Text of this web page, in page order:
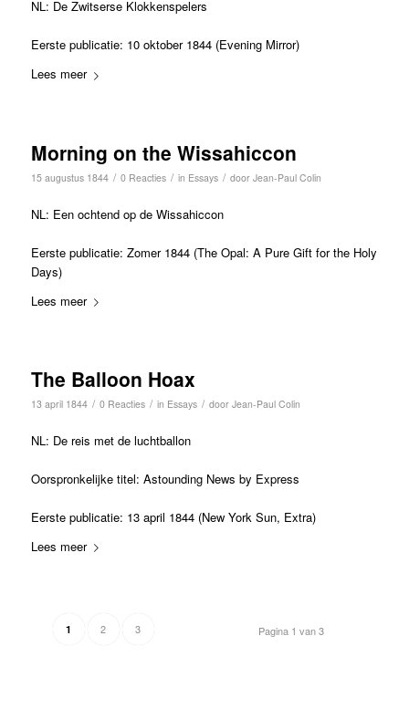
NL: De Zwitserse Klokkenspelers
Eerste publicatie: 10 oktober 1844 (Evening Mirror)
Lees meer
Morning on the Wissahiccon
15 augustus 1844 / 0 Reacties / in Essays / door Jean-Paul Colin
NL: Een ochtend op de Wissahiccon
Eerste publicatie: Zomer 1844 (The Opal: A Pure Gift for the Holy
Days)
Lees meer
The Balloon Hoax
13 april 1844 / 0 Reacties / in Essays / door Jean-Paul Colin
NL: De reis met de luchtballon
Oorspronkelijke titel: Astounding News by Express
Eerste publicatie: 13 april 1844 (New York Sun, Extra)
Lees meer
Pagina 1 van 3
1 2 3